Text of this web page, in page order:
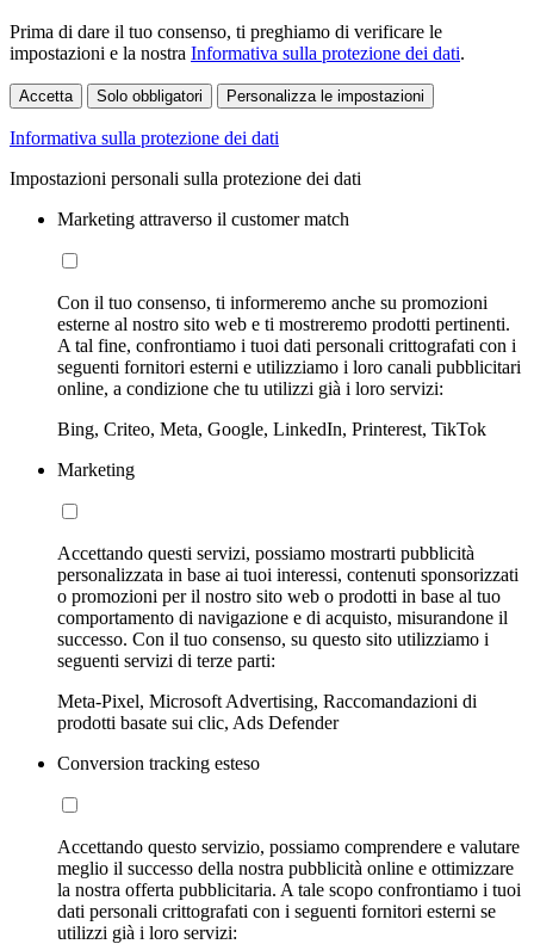
Prima di dare il tuo consenso, ti preghiamo di verificare le
impostazioni e la nostra Informativa sulla protezione dei dati.
Accetta Solo obbligatori Personalizza le impostazioni
Informativa sulla protezione dei dati
Impostazioni personali sulla protezione dei dati
Marketing attraverso il customer match
Con il tuo consenso, ti informeremo anche su promozioni
esterne al nostro sito web e ti mostreremo prodotti pertinenti.
A tal fine, confrontiamo i tuoi dati personali crittografati con i
seguenti fornitori esterni e utilizziamo i loro canali pubblicitari
online, a condizione che tu utilizzi già i loro servizi:
Bing, Criteo, Meta, Google, LinkedIn, Printerest, TikTok
Marketing
Accettando questi servizi, possiamo mostrarti pubblicità
personalizzata in base ai tuoi interessi, contenuti sponsorizzati
o promozioni per il nostro sito web o prodotti in base al tuo
comportamento di navigazione e di acquisto, misurandone il
successo. Con il tuo consenso, su questo sito utilizziamo i
seguenti servizi di terze parti:
Meta-Pixel, Microsoft Advertising, Raccomandazioni di
prodotti basate sui clic, Ads Defender
Conversion tracking esteso
Accettando questo servizio, possiamo comprendere e valutare
meglio il successo della nostra pubblicità online e ottimizzare
la nostra offerta pubblicitaria. A tale scopo confrontiamo i tuoi
dati personali crittografati con i seguenti fornitori esterni se
utilizzi già i loro servizi: